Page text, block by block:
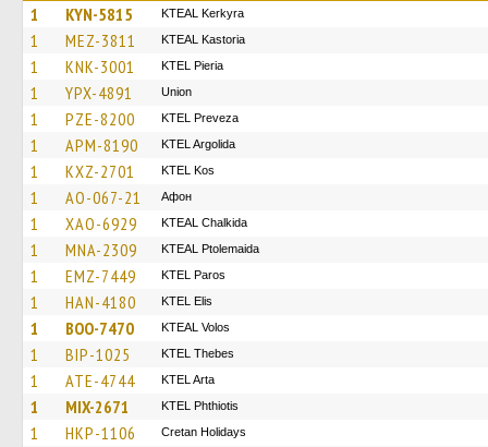
1 KYN-5815 KTEAL Kerkyra
1 MEZ-3811 KTEAL Kastoria
1 KNK-3001 KTEL Pieria
1 YPX-4891 Union
1 PZE-8200 KTEL Preveza
1 APM-8190 KTEL Argolida
1 KXZ-2701 KTEL Kos
1 AO-067-21 Афон
1 XAO-6929 KTEAL Chalkida
1 MNA-2309 KTEAL Ptolemaida
1 EMZ-7449 KTEL Paros
1 HAN-4180 KTEL Elis
1 BOO-7470 KTEAL Volos
1 BIP-1025 KTEL Thebes
1 ATE-4744 KTEL Arta
1 MIX-2671 ΚΤΕL Phthiotis
1 HKP-1106 Cretan Holidays